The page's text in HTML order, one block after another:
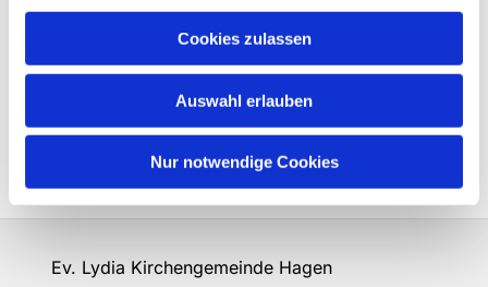
Cookies zulassen
Auswahl erlauben
Nur notwendige Cookies
Ev. Lydia Kirchengemeinde Hagen